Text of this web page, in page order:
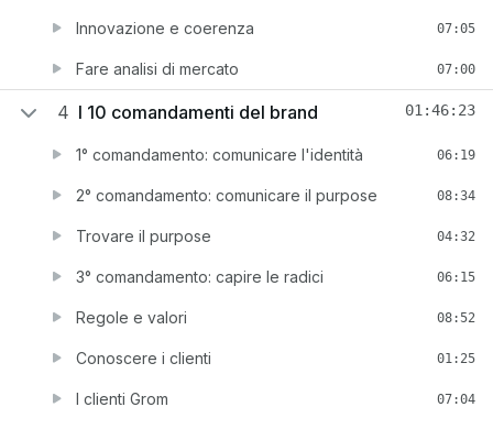
Innovazione e coerenza 07:05
Fare analisi di mercato 07:00
4 I 10 comandamenti del brand 01:46:23
1° comandamento: comunicare l'identità 06:19
2° comandamento: comunicare il purpose 08:34
Trovare il purpose 04:32
3° comandamento: capire le radici 06:15
Regole e valori 08:52
Conoscere i clienti 01:25
I clienti Grom 07:04